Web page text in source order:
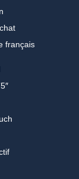
français